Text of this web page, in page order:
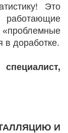
Это
в доработке.
И